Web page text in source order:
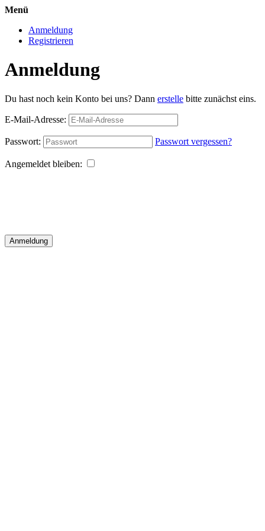
Menü
Anmeldung
Registrieren
Anmeldung
Du hast noch kein Konto bei uns? Dann erstelle bitte zunächst eins.
E-Mail-Adresse:
Passwort: Passwort vergessen?
Angemeldet bleiben:
Anmeldung